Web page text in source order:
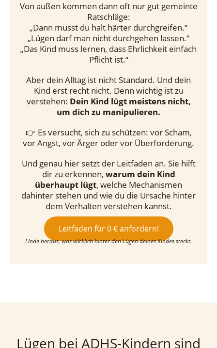
Von außen kommen dann oft nur gut gemeinte
Ratschläge:
„Dann musst du halt härter durchgreifen.“
„Lügen darf man nicht durchgehen lassen.“
„Das Kind muss lernen, dass Ehrlichkeit einfach
Pflicht ist.“
Aber dein Alltag ist nicht Standard. Und dein
Kind erst recht nicht. Denn wichtig ist zu
verstehen: Dein Kind lügt meistens nicht,
um dich zu manipulieren.
👉 Es versucht, sich zu schützen: vor Scham,
vor Angst, vor Ärger oder vor Überforderung.
Und genau hier setzt der Leitfaden an. Sie hilft
dir zu erkennen, warum dein Kind
überhaupt lügt, welche Mechanismen
dahinter stehen und wie du die Ursache hinter
dem Verhalten verstehen kannst.
Leitfaden für 0 € anfordern!
Finde heraus, was wirklich hinter den Lügen deines Kindes steckt.
Lügen bei ADHS-Kindern sind